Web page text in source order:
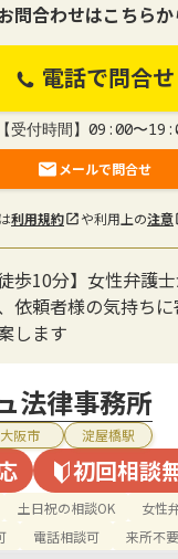
問合わせはこちらか
電話で問合せ
【受付時間】09:00〜
メールで問合せ
利用規約 や利用上の注意
歩10分】女性弁護
依頼者様の気持ち
します
法律事務所
大阪市 淀屋橋駅
初回相談
土日祝の相談OK
女性
電話相談可 来所不要